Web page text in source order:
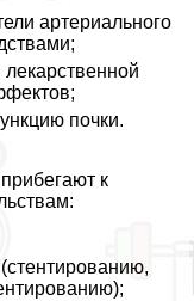
артериального
почки.
к